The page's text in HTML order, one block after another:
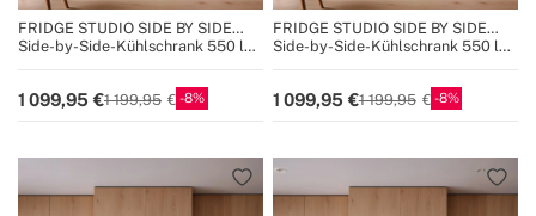
FRIDGE STUDIO SIDE BY SIDE
550
Side-by-Side-Kühlschrank 550 l
1 099,95 1 199,95 8
FRIDGE STUDIO SIDE BY SIDE
550
Side-by-Side-Kühlschrank 550 l
1 099,95 1 199,95 8